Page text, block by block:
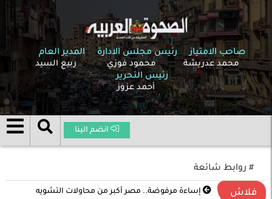
صاحب الامتياز
محمد عدريشة
رئيس مجلس الادارة
محمود فوزي
المدير العام
ربيع السيد
رئيس التحرير
أحمد عزوز
انضم الينا
# روابط شائعة
فلاش إساءة مرفوضة.. مصر أكبر من محاولات التشويه